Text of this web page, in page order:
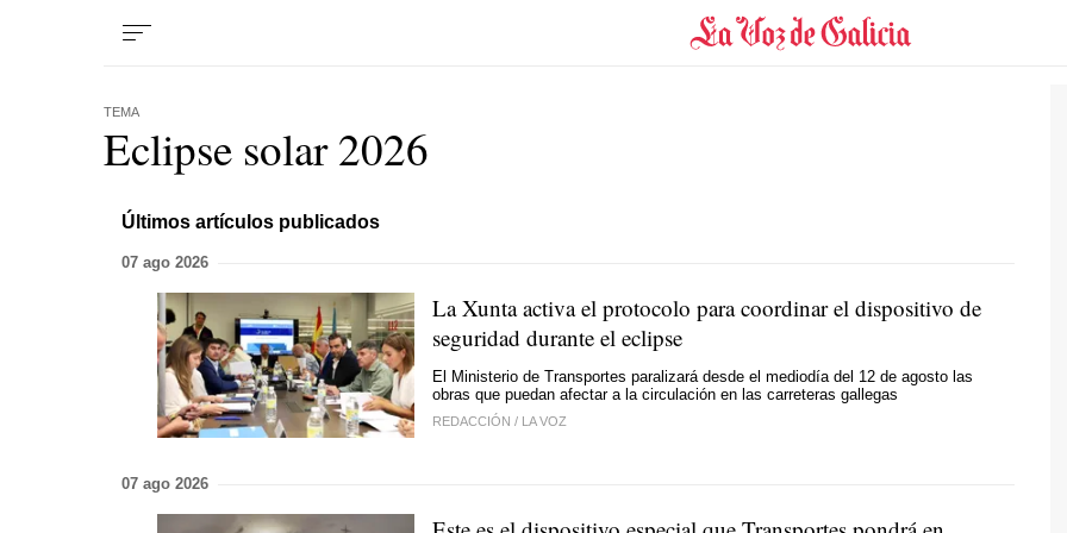
TEMA
Eclipse solar 2026
Últimos artículos publicados
07 ago 2026
La Xunta activa el protocolo para coordinar el dispositivo de
seguridad durante el eclipse
El Ministerio de Transportes paralizará desde el mediodía del 12 de agosto las
obras que puedan afectar a la circulación en las carreteras gallegas
REDACCIÓN / LA VOZ
07 ago 2026